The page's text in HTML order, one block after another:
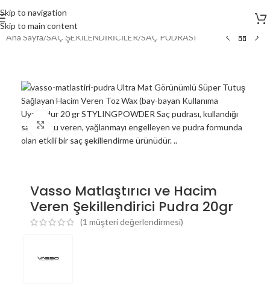
Skip to navigation
Skip to main content
Ana Sayfa/SAÇ ŞEKİLENDİRİCİLER/SAÇ PUDRASI
Click to enlarge
Vasso Matlaştırıcı ve Hacim
Veren Şekillendirici Pudra 20gr
(1 müşteri değerlendirmesi)